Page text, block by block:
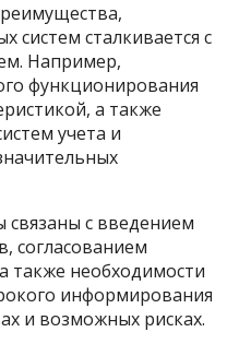
систем сталкивается с
Например,
функционирования
а также
учета и
с введением
согласованием
также необходимости
информирования
и возможных рисках.